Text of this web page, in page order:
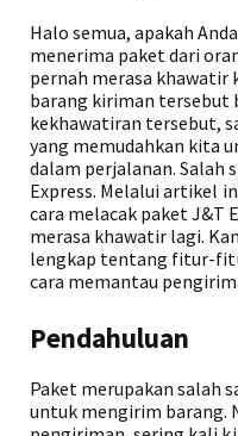
Halo semua, apakah
menerima paket dari
pernah merasa khawatir
barang kiriman tersebut
kekhawatiran tersebut,
yang memudahkan kita
dalam perjalanan. Salah
Express. Melalui artikel
cara melacak paket J&T
merasa khawatir lagi.
lengkap tentang fitur-
cara memantau
Pendahuluan
Paket merupakan salah
untuk mengirim barang.